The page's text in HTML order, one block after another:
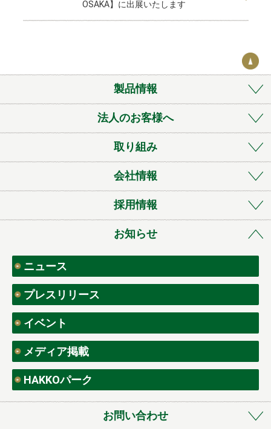
o
OSAKA】に出展いたします
製品情報
法人のお客様へ
取り組み
会社情報
採用情報
お知らせ
ニュース
プレスリリース
イベント
メディア掲載
HAKKOパーク
お問い合わせ